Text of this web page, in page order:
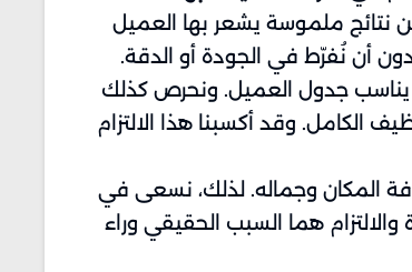
نتائج ملموسة يشعر بها العميل
أن نُفرّط في الجودة أو الدقة.
يناسب جدول العميل. ونحرص كذلك
الكامل. وقد أكسبنا هذا الالتزام
المكان وجماله. لذلك، نسعى في
هما السبب الحقيقي وراء